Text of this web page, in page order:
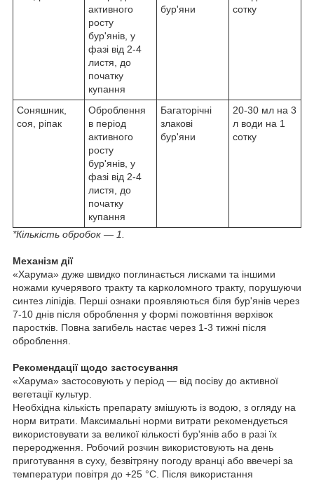
активного
росту
бур'янів, у
фазі від 2-4
листя, до
початку
купання
бур'яни
сотку
Соняшник,
соя, ріпак
Оброблення
в період
активного
росту
бур'янів, у
фазі від 2-4
листя, до
початку
купання
Багаторічні
злакові
бур'яни
20-30 мл на 3
л води на 1
сотку
*Кількість обробок — 1.
Механізм дії
«Харума» дуже швидко поглинається лисками та іншими
ножами кучерявого тракту та карколомного тракту, порушуючи
синтез ліпідів. Перші ознаки проявляються біля бур'янів через
7-10 днів після оброблення у формі пожовтіння верхівок
паростків. Повна загибель настає через 1-3 тижні після
оброблення.
Рекомендації щодо застосування
«Харума» застосовують у період — від посіву до активної
вегетації культур.
Необхідна кількість препарату змішують із водою, з огляду на
норм витрати. Максимальні норми витрати рекомендується
використовувати за великої кількості бур'янів або в разі їх
переродження. Робочий розчин використовують на день
приготування в суху, безвітряну погоду вранці або ввечері за
температури повітря до +25 °C. Після використання